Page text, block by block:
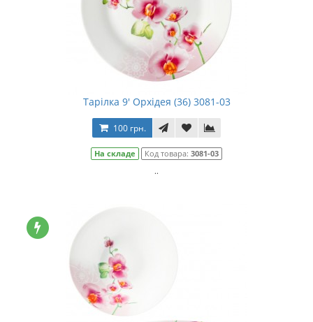
Тарілка 9' Орхідея (36) 3081-03
100 грн.
На складе Код товара: 3081-03
..